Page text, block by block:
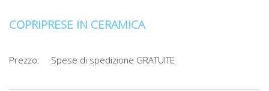
COPRIPRESE IN CERAMICA
Prezzo: Spese di spedizione GRATUITE